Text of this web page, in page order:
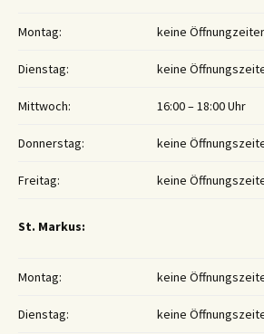
Montag: keine
Dienstag: keine
Mittwoch: 16:00 – 18:00 Uhr
Donnerstag: keine
Freitag: keine
St. Markus:
Montag: keine
Dienstag: keine